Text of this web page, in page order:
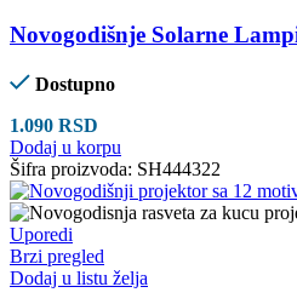
Novogodišnje Solarne
Dostupno
1.090 RSD
Dodaj u korpu
Šifra proizvoda: SH444322
Uporedi
Brzi pregled
Dodaj u listu želja